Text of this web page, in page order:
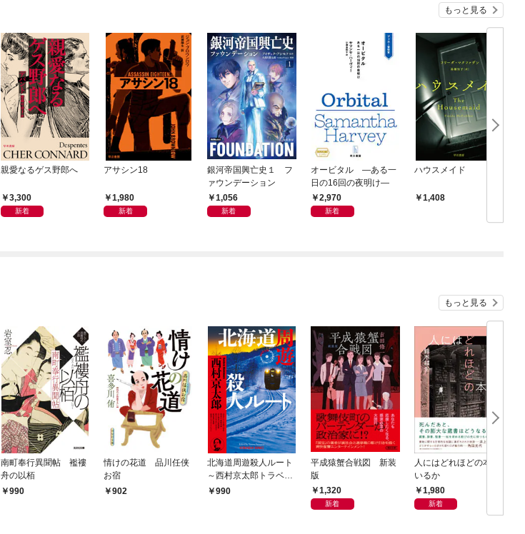
もっと見る
親愛なるゲス野郎へ
3,300
新着
アサシン18
1,980
新着
銀河帝国興亡史１ フ
ァウンデーション
1,056
新着
オービタル ―ある一
日の16回の夜明け―
2,970
新着
ハウスメイド
1,408
もっと見る
南町奉行異聞帖 襤褸
舟の以栢
990
情けの花道 品川任侠
お宿
902
北海道周遊殺人ルート
～西村京太郎トラベル
ミステリー・セレクシ
990
平成猿蟹合戦図 新装
版
1,320
新着
人にはどれほどの本が
いるか
1,980
新着